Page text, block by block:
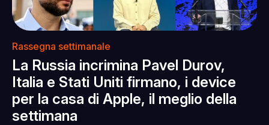
Rassegna settimanale
La Russia incrimina Pavel Durov,
Italia e Stati Uniti firmano, i device
per la casa di Apple, il meglio della
settimana